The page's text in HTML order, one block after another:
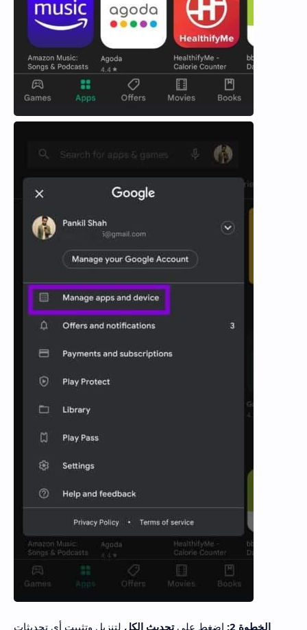
الخطوة 2: اضغط علىتحديث الكل لتنزيل وتثبيت أي تحديثات